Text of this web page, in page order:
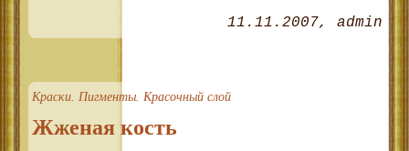
11.11.2007 admin
Краски. Пигменты. Красочный слой
Жженая кость